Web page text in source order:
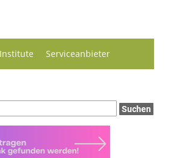
Institute Serviceanbieter